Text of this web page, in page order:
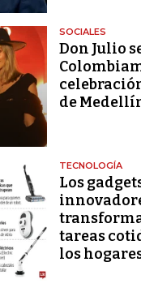
SOCIALES
Don Julio
de
TECNOLOGÍA
Los
tareas
los